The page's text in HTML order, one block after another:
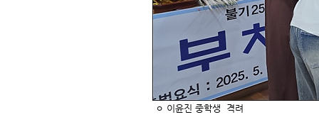
ㅇ 이윤진 중학생 격려